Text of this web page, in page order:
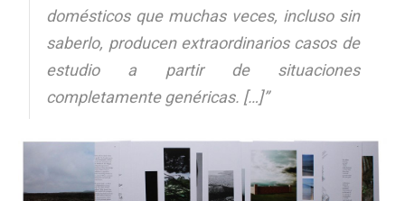
domésticos que muchas veces, incluso sin
saberlo, producen extraordinarios casos de
estudio a partir de situaciones
completamente genéricas. […]”